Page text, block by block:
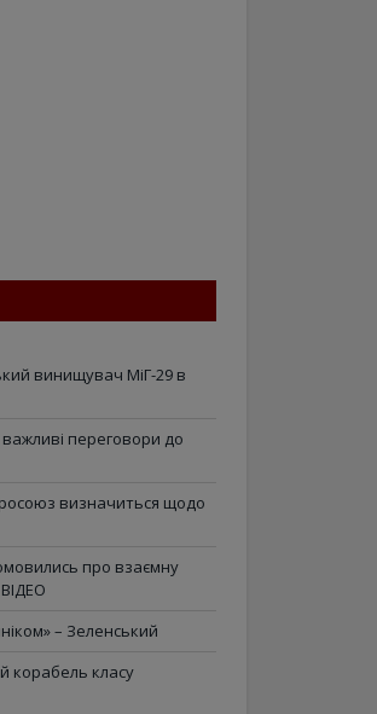
винищувач МіГ-29 в
переговори до
визначиться щодо
про взаємну
– Зеленський
корабель класу